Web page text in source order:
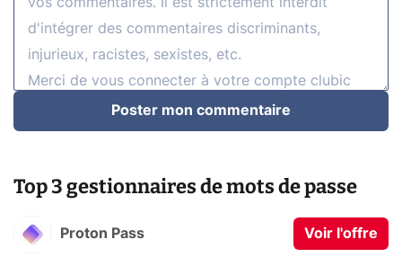
Poster mon commentaire
Top 3 gestionnaires de mots de passe
Proton Pass Voir l'offre